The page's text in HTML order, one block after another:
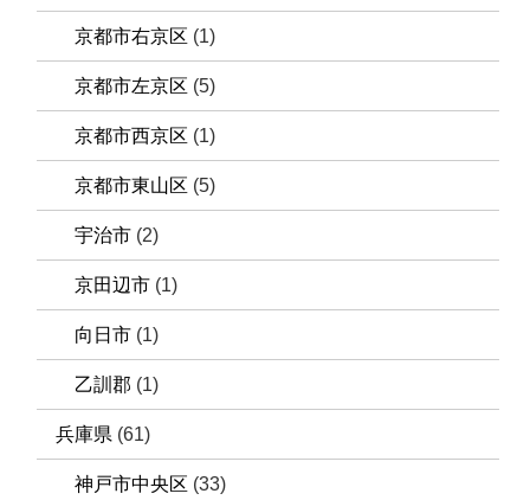
京都市右京区 (1)
京都市左京区 (5)
京都市西京区 (1)
京都市東山区 (5)
宇治市 (2)
京田辺市 (1)
向日市 (1)
乙訓郡 (1)
兵庫県 (61)
神戸市中央区 (33)